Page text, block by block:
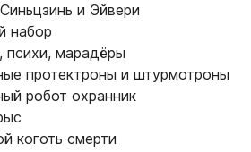
и Эйвери
набор
марадёры
протектроны и штурмотроны
робот охранник
коготь смерти